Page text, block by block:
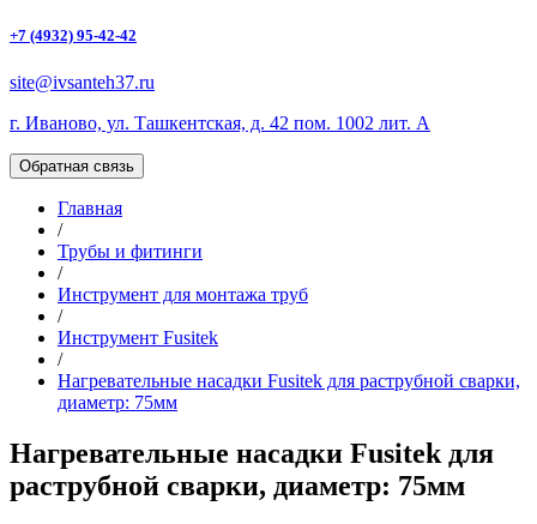
+7 (4932) 95-42-42
site@ivsanteh37.ru
г. Иваново, ул. Ташкентская, д. 42 пом. 1002 лит. А
Обратная связь
Главная
/
Трубы и фитинги
/
Инструмент для монтажа труб
/
Инструмент Fusitek
/
Нагревательные насадки Fusitek для раструбной сварки,
диаметр: 75мм
Нагревательные насадки Fusitek для
раструбной сварки, диаметр: 75мм